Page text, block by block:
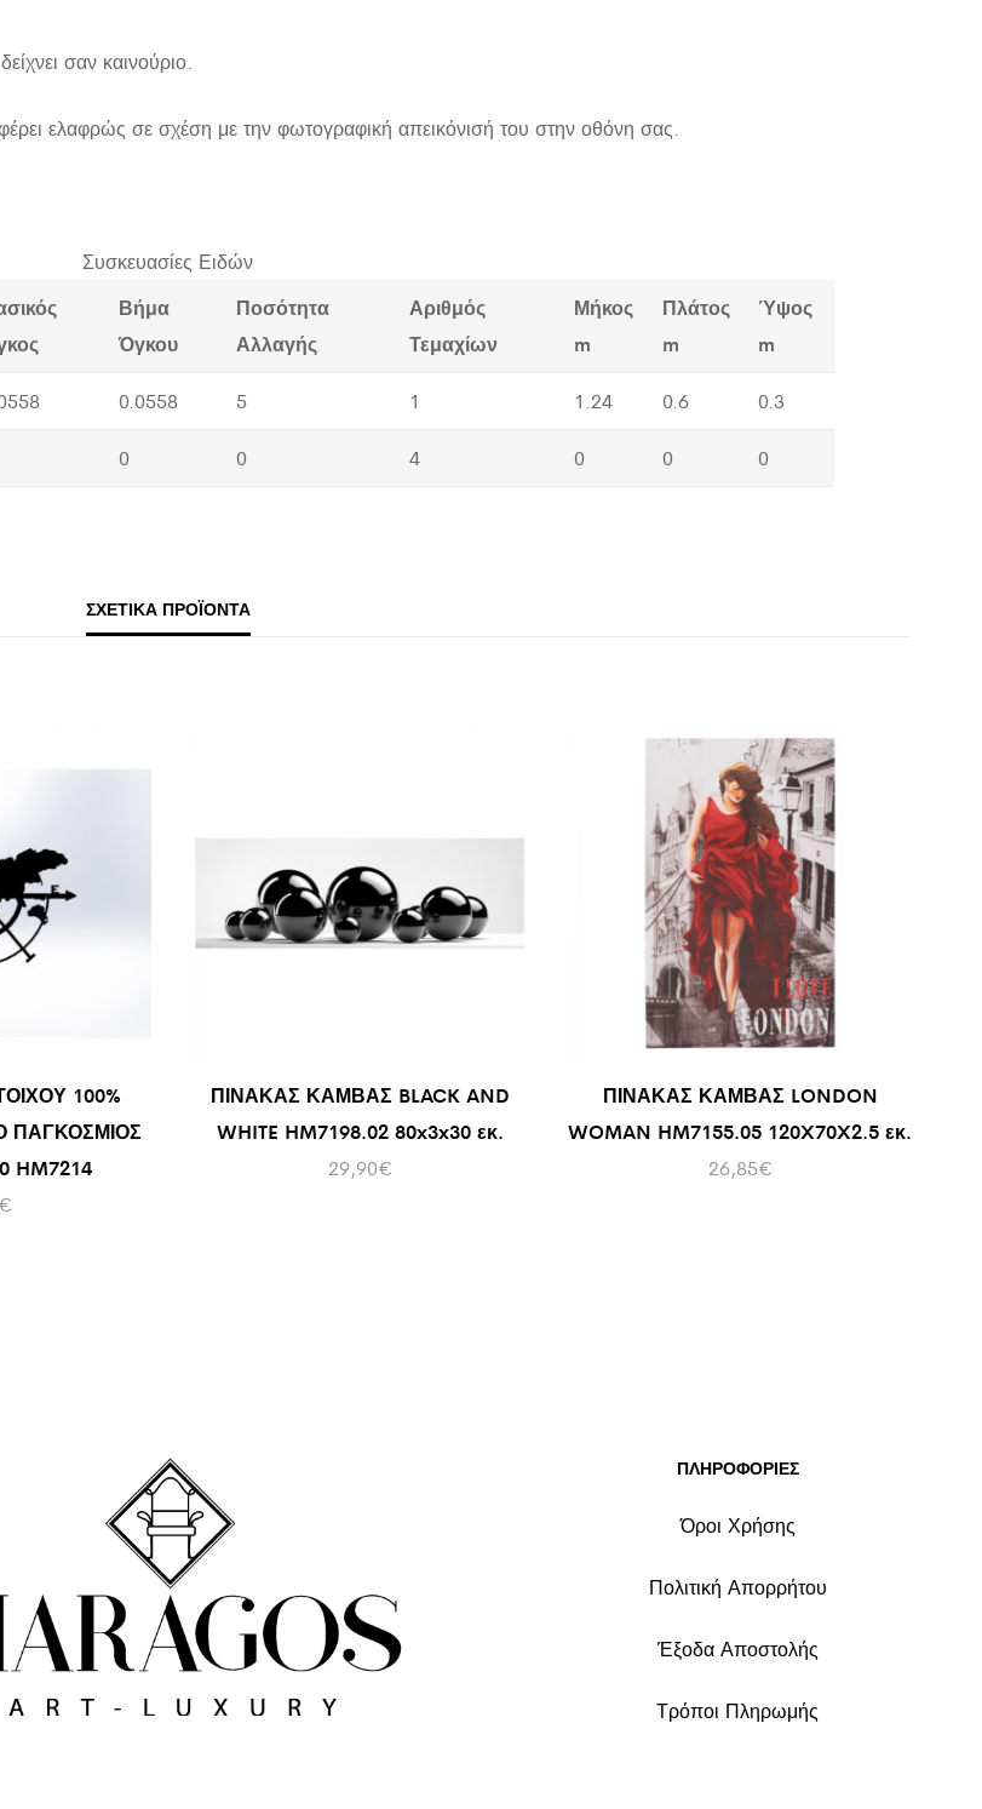
σαν καινούριο.
ελαφρώς σε σχέση με την φωτογραφική απεικόνισή του στην οθόνη σας.
Συσκευασίες Ειδών
Βήμα
Όγκου
Ποσότητα
Αλλαγής
Αριθμός
Τεμαχίων
Μήκος
m
Πλάτος
m
Ύψος
m
0.0558 5 1 1.24 0.6 0.3
0 0 4 0 0 0
ΣΧΕΤΙΚΆ ΠΡΟΪΌΝΤΑ
100%
ΠΑΓΚΟΣΜΙΟΣ
HM7214
€
ΠΙΝΑΚΑΣ ΚΑΜΒΑΣ BLACK AND
WHITE HM7198.02 80x3x30 εκ.
29,90€
ΠΙΝΑΚΑΣ ΚΑΜΒΑΣ LONDON
WOMAN HM7155.05 120X70X2.5 εκ.
26,85€
ΠΛΗΡΟΦΟΡΙΕΣ
Όροι Χρήσης
Πολιτική Απορρήτου
Έξοδα Αποστολής
Τρόποι Πληρωμής